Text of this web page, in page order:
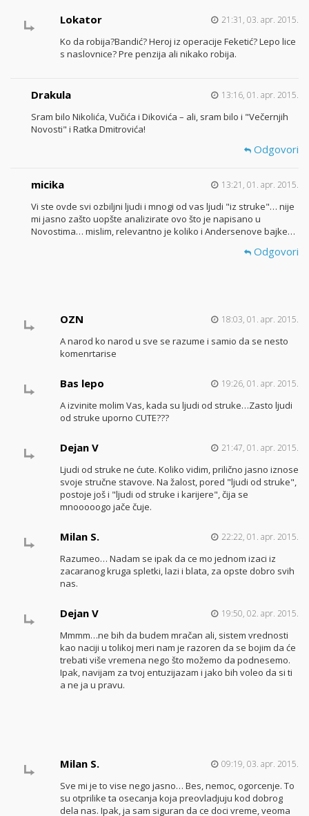
Lokator 21:31, 03. apr. 2015.
Ko da robija?Bandić? Heroj iz operacije Feketić? Lepo lice
s naslovnice? Pre penzija ali nikako robija.
Drakula 13:16, 01. apr. 2015.
Sram bilo Nikolića, Vučića i Dikovića – ali, sram bilo i "Večernjih
Novosti" i Ratka Dmitrovića!
Odgovori
micika 13:21, 01. apr. 2015.
Vi ste ovde svi ozbiljni ljudi i mnogi od vas ljudi "iz struke"… nije
mi jasno zašto uopšte analizirate ovo što je napisano u
Novostima… mislim, relevantno je koliko i Andersenove bajke…
Odgovori
OZN 18:03, 01. apr. 2015.
A narod ko narod u sve se razume i samio da se nesto
komenrtarise
Bas lepo 19:26, 01. apr. 2015.
A izvinite molim Vas, kada su ljudi od struke…Zasto ljudi
od struke uporno CUTE???
Dejan V 21:47, 01. apr. 2015.
Ljudi od struke ne ćute. Koliko vidim, prilično jasno iznose
svoje stručne stavove. Na žalost, pored "ljudi od struke",
postoje još i "ljudi od struke i karijere", čija se
mnooooogo jače čuje.
Milan S. 22:22, 01. apr. 2015.
Razumeo… Nadam se ipak da ce mo jednom izaci iz
zacaranog kruga spletki, lazi i blata, za opste dobro svih
nas.
Dejan V 19:50, 02. apr. 2015.
Mmmm…ne bih da budem mračan ali, sistem vrednosti
kao naciji u tolikoj meri nam je razoren da se bojim da će
trebati više vremena nego što možemo da podnesemo.
Ipak, navijam za tvoj entuzijazam i jako bih voleo da si ti
a ne ja u pravu.
Milan S. 09:19, 03. apr. 2015.
Sve mi je to vise nego jasno… Bes, nemoc, ogorcenje. To
su otprilike ta osecanja koja preovladjuju kod dobrog
dela nas. Ipak, ja sam siguran da ce doci vreme, veoma